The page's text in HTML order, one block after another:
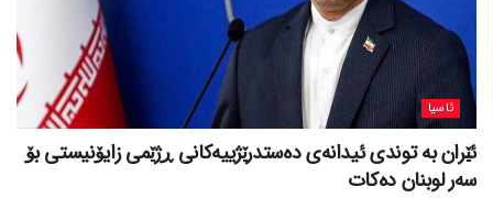
ئاسیا
ئێران بە توندی ئیدانەی دەستدرێژییەکانی ڕژێمی زایۆنیستی بۆ
سەر لوبنان دەکات